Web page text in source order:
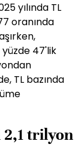
yılında TL
oranında
47'lik
TL bazında
trilyon